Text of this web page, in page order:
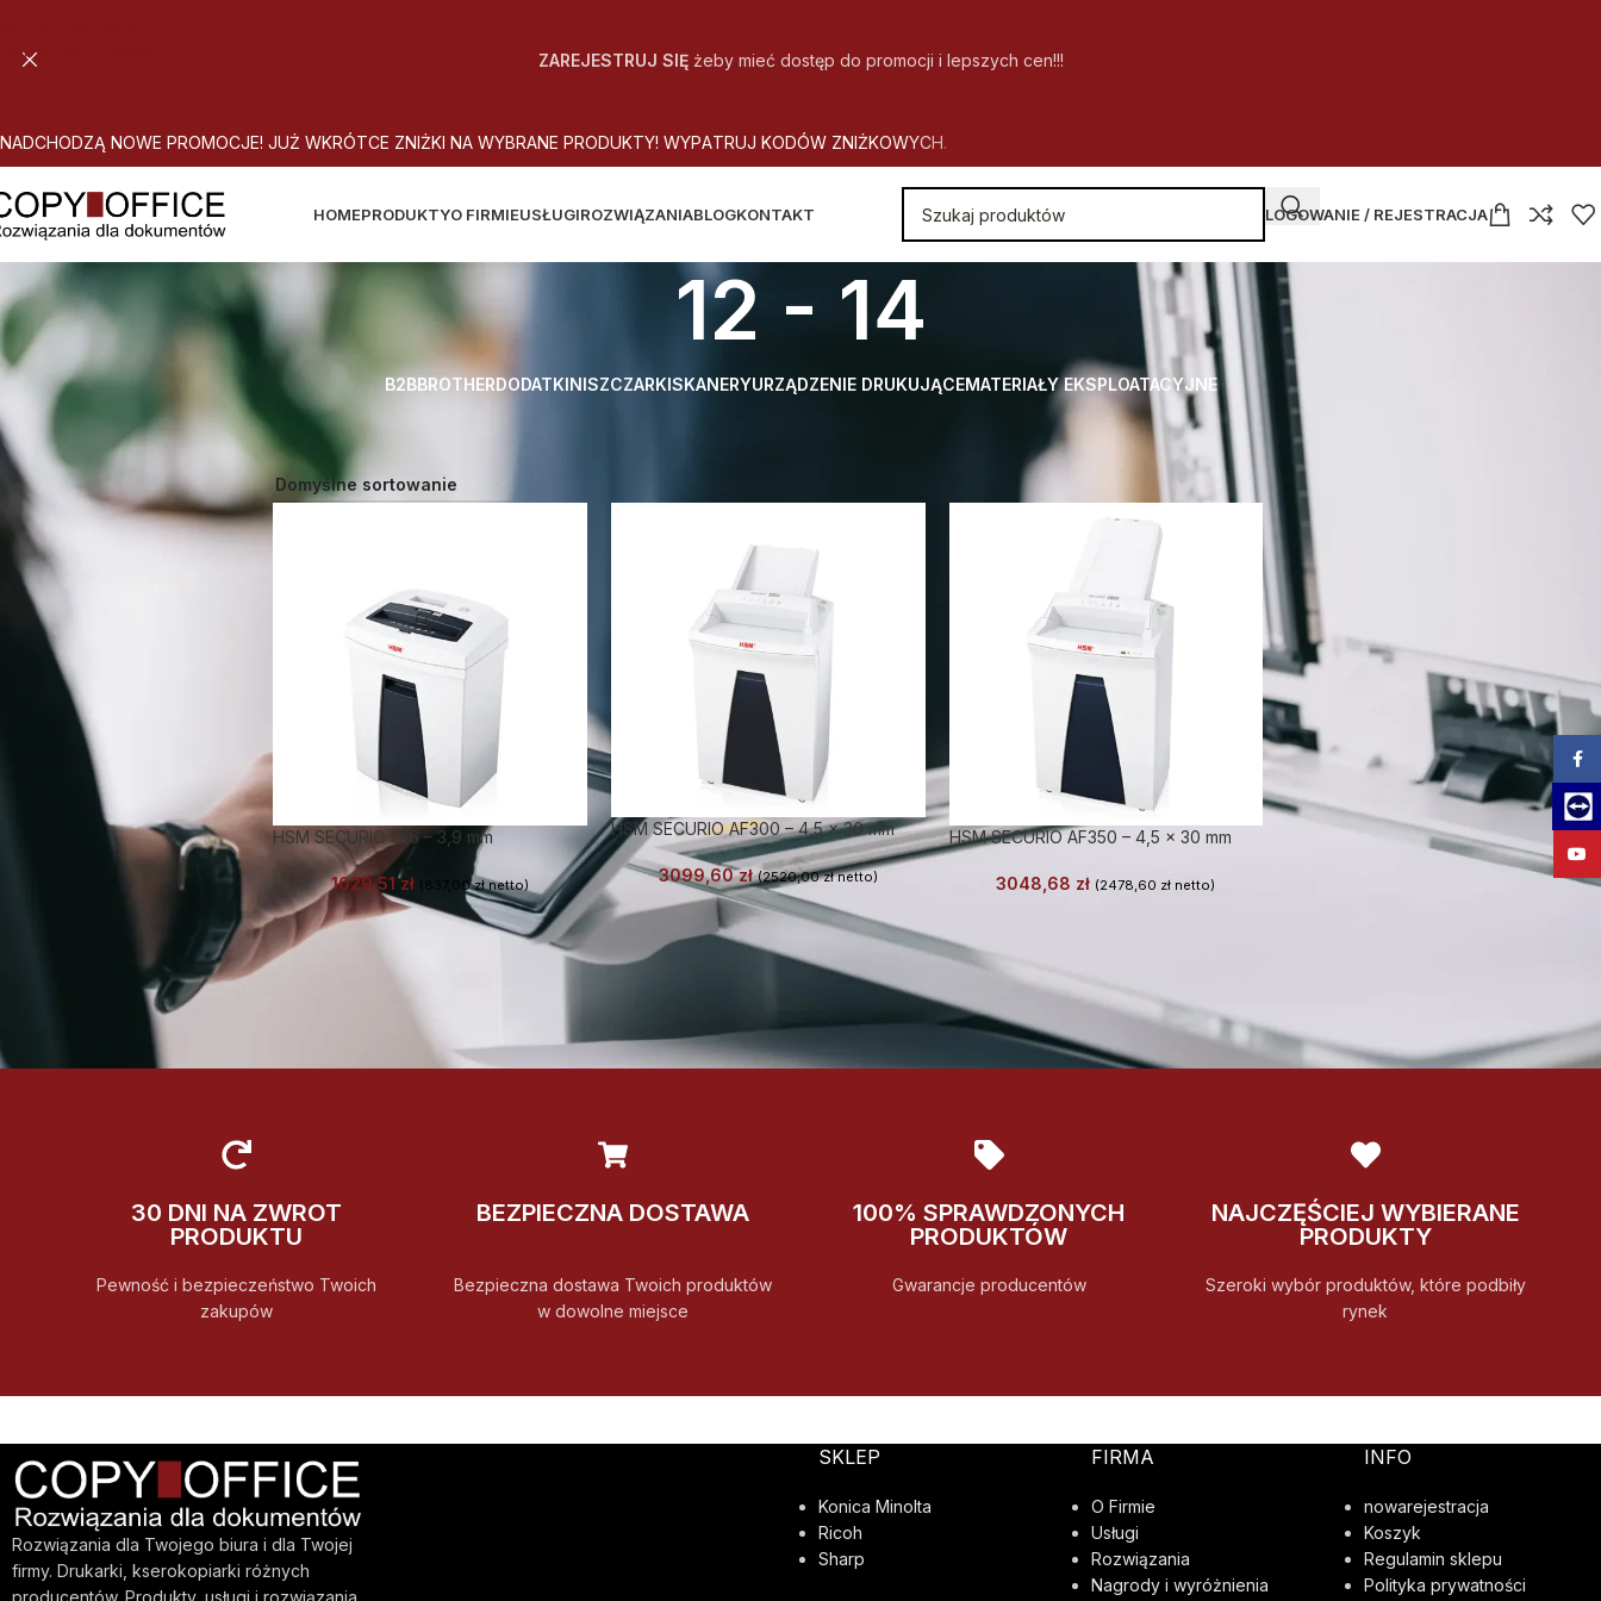
Skip to main content
ZAREJESTRUJ SIĘżeby mieć dostęp do promocji i lepszych cen!!!
NADCHODZĄ NOWE PROMOCJE! JUŻ WKRÓTCE ZNIŻKI NA WYBRANE PRODUKTY! WYPATRUJ KODÓW ZNIŻKOWYCH.
HOMEPRODUKTYO FIRMIEUSŁUGIROZWIĄZANIABLOGKONTAKT LOGOWANIE / REJESTRACJA
12 - 14
B2BBROTHERDODATKINISZCZARKISKANERYURZĄDZENIE DRUKUJĄCEMATERIAŁY EKSPLOATACYJNE
Strona główna
HSM SECURIO C16 – 3,9 mm
1029,51zł 837,00złnetto)
HSM SECURIO AF300 – 4,5 x 30 mm
3099,60zł (2520,00złnetto)
HSM SECURIO AF350 – 4,5 x 30 mm
3048,68 zł (2478,60 zł netto)
30 DNI NA ZWROT
PRODUKTU
Pewność i bezpieczeństwo Twoich
zakupów
BEZPIECZNA DOSTAWA
Bezpieczna dostawa Twoich produktów
w dowolne miejsce
100% SPRAWDZONYCH
PRODUKTÓW
Gwarancje producentów
NAJCZĘŚCIEJ WYBIERANE
PRODUKTY
Szeroki wybór produktów, które podbiły
rynek
Rozwiązania dla Twojego biura i dla Twojej
firmy. Drukarki, kserokopiarki różnych
producentów. Produkty, usługi i rozwiązania
SKLEP
Konica Minolta
Ricoh
Sharp
FIRMA
O Firmie
Usługi
Rozwiązania
Nagrody i wyróżnienia
INFO
nowarejestracja
Koszyk
Regulamin sklepu
Polityka prywatności